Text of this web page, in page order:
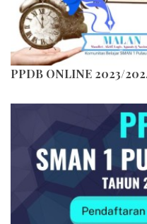
PPDB ONLINE 2023/